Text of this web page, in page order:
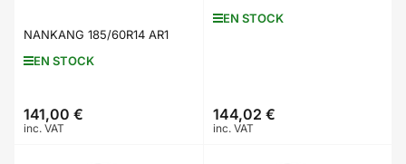
NANKANG 185/60R14 AR1
EN STOCK
Prix
141,00 €
inc. VAT
EN STOCK
Prix
144,02 €
inc. VAT